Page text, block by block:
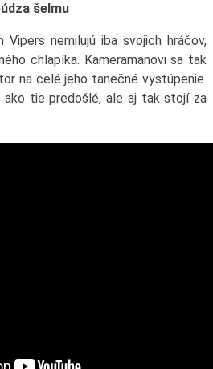
šelmu
Vipers nemilujú iba svojich hráčov,
chlapíka. Kameramanovi sa tak
na celé jeho tanečné vystúpenie.
ako tie predošlé, ale aj tak stojí za